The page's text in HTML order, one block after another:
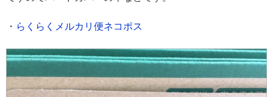
・ らくらくメルカリ便ネコポス